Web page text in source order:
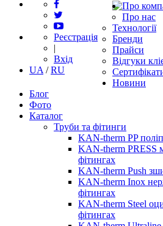
Реєстрація
|
Вхід
UA /RU
Про
Про нас
Технології
Бренди
Прайси
Відгуки
Новини
Блог
Фото
Каталог
Труби та фітинги
KAN-therm PP
KAN-therm PRESS
фітингах
KAN-therm Push
KAN-therm Inox
фітингах
KAN-therm Steel
фітингах